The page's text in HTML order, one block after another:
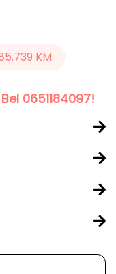
KM
0651184097!